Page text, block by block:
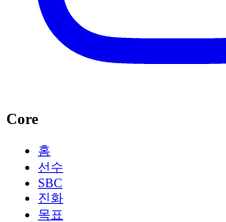
Core
홈
선수
SBC
진화
목표